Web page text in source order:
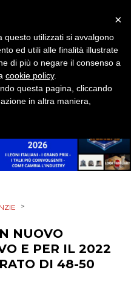
>
NUOVO
E PER IL 2022
DI 48-50
×
questo utilizzati si avvalgono
ed utili alle finalità illustrate
di più o negare il consenso a
cookie policy.
questa pagina, cliccando
in altra maniera,